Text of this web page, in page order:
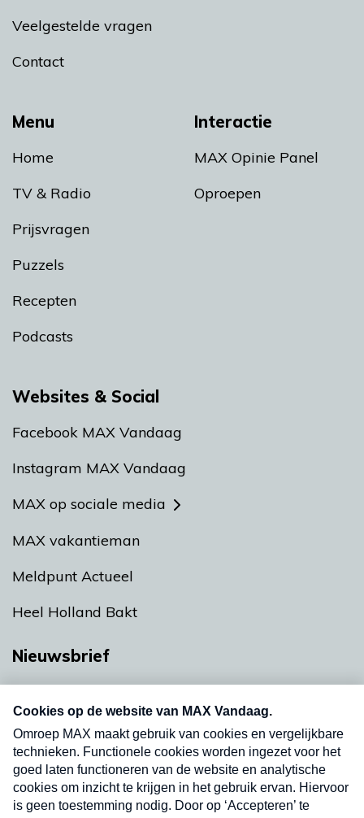
Menu
Home
TV & Radio
Prijsvragen
Puzzels
Recepten
Podcasts
Interactie
MAX Opinie Panel
Oproepen
Veelgestelde vragen
Contact
Websites & Social
Facebook MAX Vandaag
Instagram MAX Vandaag
MAX op sociale media
MAX vakantieman
Meldpunt Actueel
Heel Holland Bakt
Nieuwsbrief
nieuwsbrief. Elke vrijdag- en dinsdagochtend in
uw mailbox.
Verzend